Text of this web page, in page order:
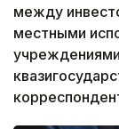
между
местными